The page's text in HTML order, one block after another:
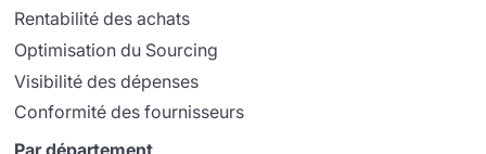
Rentabilité des achats
Optimisation du Sourcing
Visibilité des dépenses
Conformité des fournisseurs